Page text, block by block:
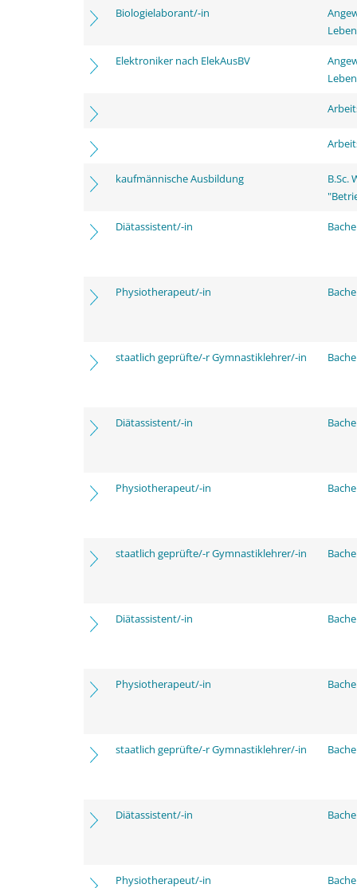
Biologielaborant/-in
Elektroniker nach ElekAusBV
kaufmännische Ausbildung
B.Sc.
Diätassistent/-in
Physiotherapeut/-in
staatlich geprüfte/-r Gymnastiklehrer/-in
Diätassistent/-in
Physiotherapeut/-in
staatlich geprüfte/-r Gymnastiklehrer/-in
Diätassistent/-in
Physiotherapeut/-in
staatlich geprüfte/-r Gymnastiklehrer/-in
Diätassistent/-in
Physiotherapeut/-in